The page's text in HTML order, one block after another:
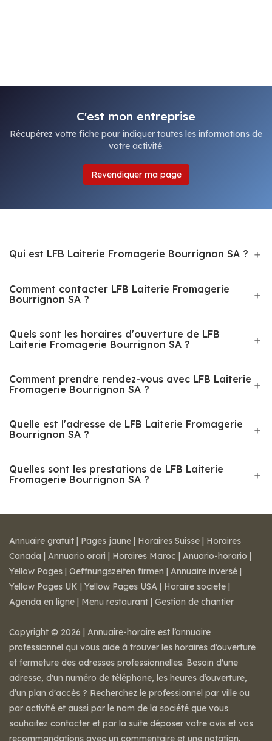
C'est mon entreprise
Récupérez votre fiche pour indiquer toutes les informations de
votre activité.
Revendiquer ma page
Qui est LFB Laiterie Fromagerie Bourrignon SA ?
Comment contacter LFB Laiterie Fromagerie
Bourrignon SA ?
Quels sont les horaires d'ouverture de LFB
Laiterie Fromagerie Bourrignon SA ?
Comment prendre rendez-vous avec LFB Laiterie
Fromagerie Bourrignon SA ?
Quelle est l'adresse de LFB Laiterie Fromagerie
Bourrignon SA ?
Quelles sont les prestations de LFB Laiterie
Fromagerie Bourrignon SA ?
Annuaire gratuit | Pages jaune | Horaires Suisse | Horaires
Canada | Annuario orari | Horaires Maroc | Anuario-horario |
Yellow Pages | Oeffnungszeiten firmen | Annuaire inversé |
Yellow Pages UK | Yellow Pages USA | Horaire societe |
Agenda en ligne | Menu restaurant | Gestion de chantier
Copyright © 2026 | Annuaire-horaire est l’annuaire
professionnel qui vous aide à trouver les horaires d’ouverture
et fermeture des adresses professionnelles. Besoin d'une
adresse, d'un numéro de téléphone, les heures d’ouverture,
d’un plan d'accès ? Recherchez le professionnel par ville ou
par activité et aussi par le nom de la société que vous
souhaitez contacter et par la suite déposer votre avis et vos
recommandations avec un commentaire et une notation.